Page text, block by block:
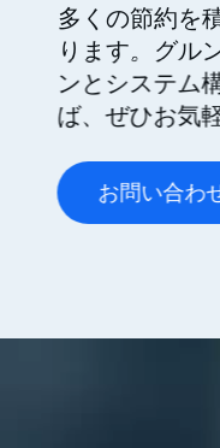
多くの節約を
ります。グル
ンとシステム
ば、ぜひお気
お問い合わ